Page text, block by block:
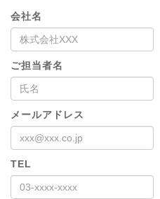
会社名
ご担当者名
メールアドレス
TEL